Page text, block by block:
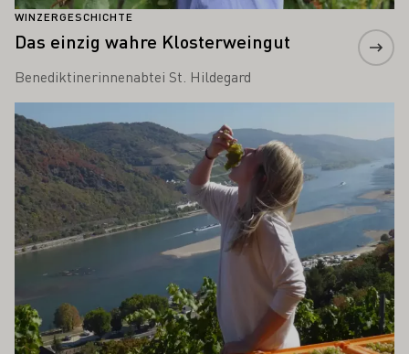
WINZERGESCHICHTE
Das einzig wahre Klosterweingut
Benediktinerinnenabtei St. Hildegard
Mehr erfahren